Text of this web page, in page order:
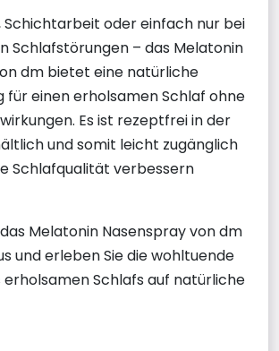
Schichtarbeit oder einfach nur bei
Schlafstörungen – das Melatonin
dm bietet eine natürliche
für einen erholsamen Schlaf ohne
Es ist rezeptfrei in der
und somit leicht zugänglich
Schlafqualität verbessern
Melatonin Nasenspray von dm
und erleben Sie die wohltuende
erholsamen Schlafs auf natürliche